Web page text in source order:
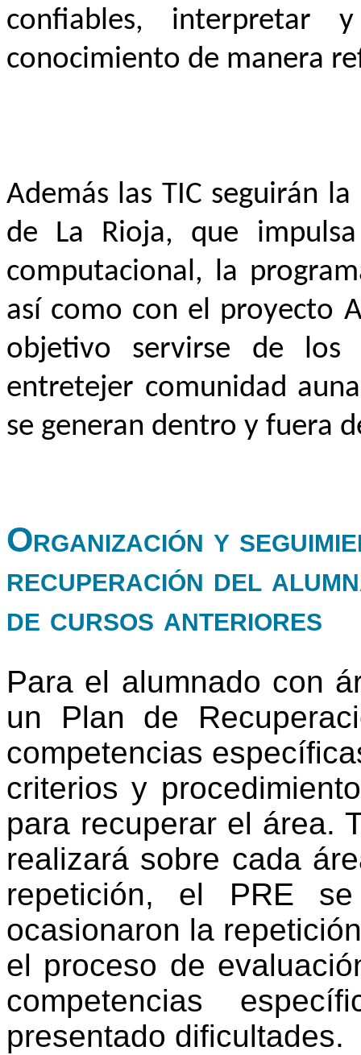
confiables, interpretar
conocimiento de manera
Además las TIC seguirán
de La Rioja, que
computacional, la
así como con el proyecto
objetivo servirse de los
entretejer comunidad
se generan dentro y fuera
Organización y
recuperación del
de cursos anteriores
Para el alumnado con
un Plan de
competencias
criterios y
para recuperar el área.
realizará sobre cada
repetición, el PRE
ocasionaron la
el proceso de
competencias
presentado dificultades.